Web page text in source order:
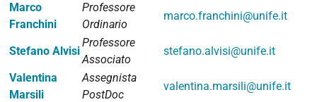
Marco
Franchini
Professore
Ordinario
marco.franchini@unife.it
Stefano Alvisi
Professore
Associato
stefano.alvisi@unife.it
Valentina
Marsili
Assegnista
PostDoc
valentina.marsili@unife.it